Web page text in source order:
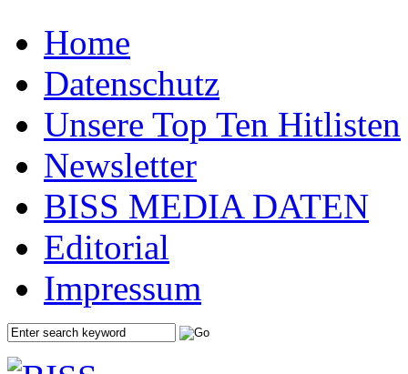
Home
Datenschutz
Unsere Top Ten Hitlisten
Newsletter
BISS MEDIA DATEN
Editorial
Impressum